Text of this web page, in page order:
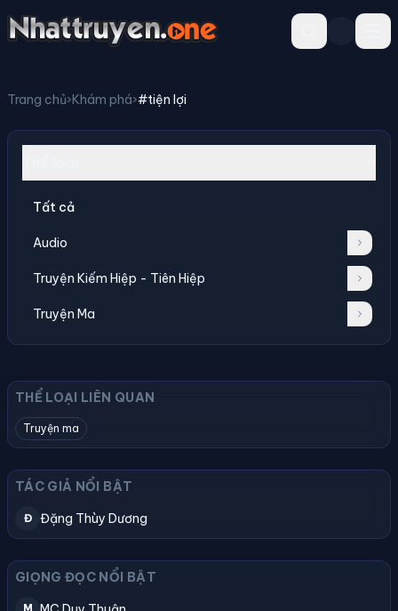
Trang chủ›Khám phá›#tiện lợi
Tất cả
Audio
Truyện Kiếm Hiệp - Tiên Hiệp
Truyện Ma
THỂ LOẠI LIÊN QUAN
Truyện ma
TÁC GIẢ NỔI BẬT
Đ Đặng Thùy Dương
GIỌNG ĐỌC NỔI BẬT